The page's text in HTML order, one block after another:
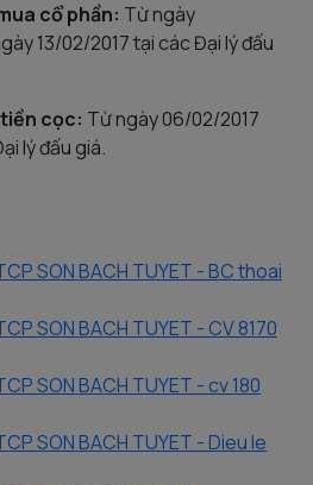
cổ phần: Từ ngày
13/02/2017 tại các Đại lý đấu
cọc: Từ ngày 06/02/2017
lý đấu giá.
SON BACH TUYET - BC thoai
SON BACH TUYET - CV 8170
SON BACH TUYET - cv 180
SON BACH TUYET - Dieu le